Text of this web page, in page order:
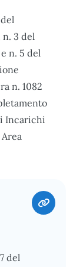
3 del
n. 5 del
n. 1082
Incarichi
del